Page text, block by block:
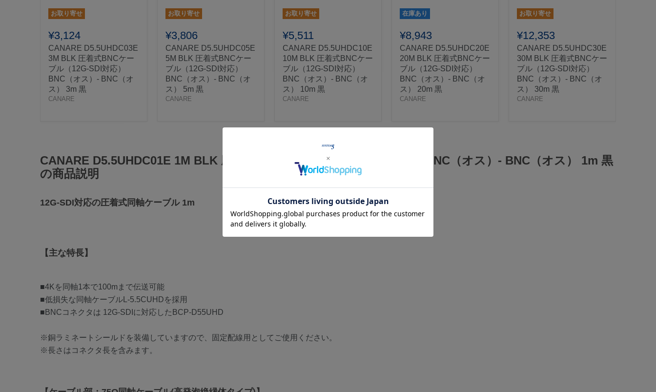
お取り寄せ
¥3,124
CANARE D5.5UHDC03E
3M BLK 圧着式BNCケー
ブル（12G-SDI対応）
BNC（オス）- BNC（オ
ス） 3m 黒
CANARE
お取り寄せ
¥3,806
CANARE D5.5UHDC05E
5M BLK 圧着式BNCケー
ブル（12G-SDI対応）
BNC（オス）- BNC（オ
ス） 5m 黒
CANARE
お取り寄せ
¥5,511
CANARE D5.5UHDC10E
10M BLK 圧着式BNCケー
ブル（12G-SDI対応）
BNC（オス）- BNC（オ
ス） 10m 黒
CANARE
在庫あり
¥8,943
CANARE D5.5UHDC20E
20M BLK 圧着式BNCケー
ブル（12G-SDI対応）
BNC（オス）- BNC（オ
ス） 20m 黒
CANARE
お取り寄せ
¥12,353
CANARE D5.5UHDC30E
30M BLK 圧着式BNCケー
ブル（12G-SDI対応）
BNC（オス）- BNC（オ
ス） 30m 黒
CANARE
CANARE D5.5UHDC01E 1M BLK 圧着式BNCケーブル（12G-SDI対応） BNC（オス）- BNC（オス） 1m 黒
の商品説明
12G-SDI対応の圧着式同軸ケーブル 1m
【主な特長】
■4Kを同軸1本で100mまで伝送可能
■低損失な同軸ケーブルL-5.5CUHDを採用
■BNCコネクタは 12G-SDIに対応したBCP-D55UHD
※銅ラミネートシールドを装備していますので、固定配線用としてご使用ください。
※長さはコネクタ長を含みます。